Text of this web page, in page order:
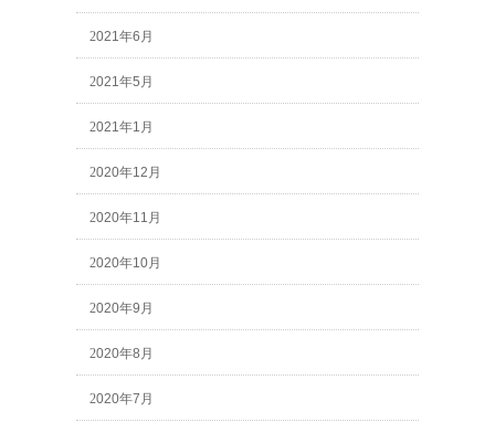
2021年6月
2021年5月
2021年1月
2020年12月
2020年11月
2020年10月
2020年9月
2020年8月
2020年7月